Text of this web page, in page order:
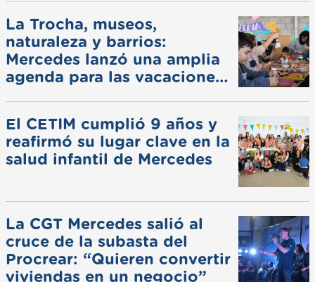
La Trocha, museos,
naturaleza y barrios:
Mercedes lanzó una amplia
agenda para las vacaciones
El CETIM cumplió 9 años y
reafirmó su lugar clave en la
salud infantil de Mercedes
La CGT Mercedes salió al
cruce de la subasta del
Procrear: “Quieren convertir
viviendas en un negocio”